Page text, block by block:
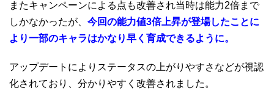
またキャンペーンによる点も改善され当時は能力2倍まで
しかなかったが、 今回の能力値3倍上昇が登場したことに
より一部のキャラはかなり早く育成できるように。
アップデートによりステータスの上がりやすさなどが視認
化されており、分かりやすく改善されました。